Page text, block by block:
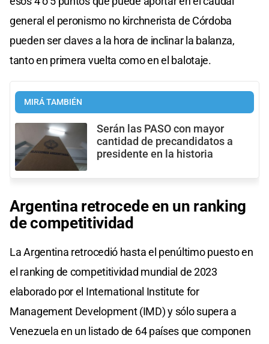
general el peronismo no kirchnerista de Córdoba
pueden ser claves a la hora de inclinar la balanza,
tanto en primera vuelta como en el balotaje.
MIRÁ TAMBIÉN
Serán las PASO con mayor
cantidad de precandidatos a
presidente en la historia
Argentina retrocede en un ranking
de competitividad
La Argentina retrocedió hasta el penúltimo puesto en
el ranking de competitividad mundial de 2023
elaborado por el International Institute for
Management Development (IMD) y sólo supera a
Venezuela en un listado de 64 países que componen